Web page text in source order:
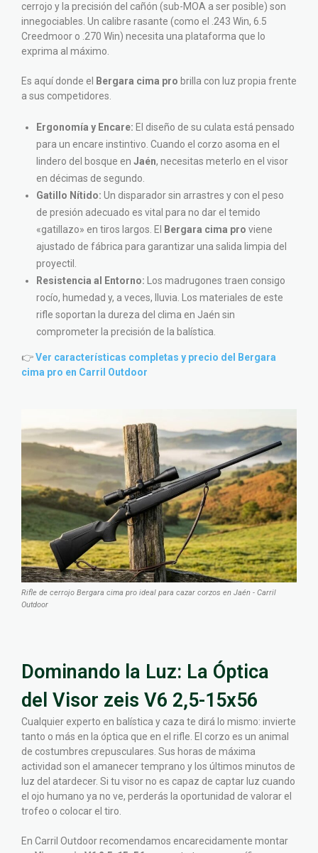
cerrojo y la precisión del cañón (sub-MOA a ser posible) son
innegociables. Un calibre rasante (como el .243 Win, 6.5
Creedmoor o .270 Win) necesita una plataforma que lo
exprima al máximo.
Es aquí donde el Bergara cima pro brilla con luz propia frente
a sus competidores.
Ergonomía y Encare: El diseño de su culata está pensado
para un encare instintivo. Cuando el corzo asoma en el
lindero del bosque en Jaén, necesitas meterlo en el visor
en décimas de segundo.
Gatillo Nítido: Un disparador sin arrastres y con el peso
de presión adecuado es vital para no dar el temido
«gatillazo» en tiros largos. El
Bergara cima pro viene
ajustado de fábrica para garantizar una salida limpia del
proyectil.
Resistencia al Entorno: Los madrugones traen consigo
rocío, humedad y, a veces, lluvia. Los materiales de este
rifle soportan la dureza del clima en Jaén sin
comprometer la precisión de la balística.
👉Ver características completas y precio del Bergara
cima pro en Carril Outdoor
Rifle de cerrojo Bergara cima pro ideal para cazar corzos en Jaén - Carril
Outdoor
Dominando la Luz: La Óptica
del Visor zeis V6 2,5-15x56
Cualquier experto en balística y caza te dirá lo mismo: invierte
tanto o más en la óptica que en el rifle. El corzo es un animal
de costumbres crepusculares. Sus horas de máxima
actividad son el amanecer temprano y los últimos minutos de
luz del atardecer. Si tu visor no es capaz de captar luz cuando
el ojo humano ya no ve, perderás la oportunidad de valorar el
trofeo o colocar el tiro.
En Carril Outdoor recomendamos encarecidamente montar